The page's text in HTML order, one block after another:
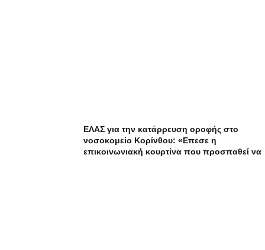
ΕΛΑΣ για την κατάρρευση οροφής στο
νοσοκομείο Κορίνθου: «Επεσε η
επικοινωνιακή κουρτίνα που προσπαθεί να